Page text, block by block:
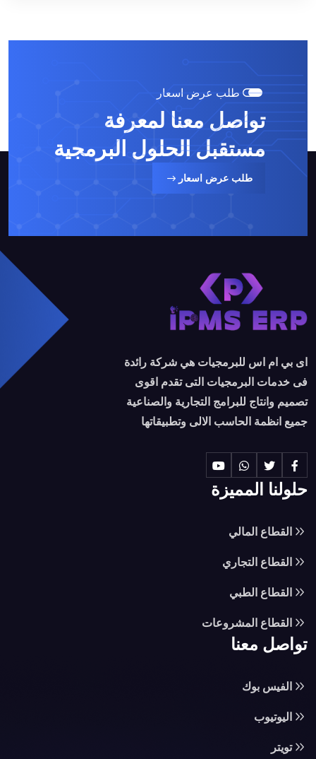
طلب عرض اسعار
تواصل معنا لمعرفة
مستقبل الحلول البرمجية
طلب عرض اسعار
اى بي ام اس للبرمجيات هي شركة رائدة
فى خدمات البرمجيات التى تقدم اقوى
تصميم وانتاج للبرامج التجارية والصناعية
جميع انظمة الحاسب الالى وتطبيقاتها
حلولنا المميزة
القطاع المالي
القطاع التجاري
القطاع الطبي
القطاع المشروعات
تواصل معنا
الفيس بوك
اليوتيوب
تويتر